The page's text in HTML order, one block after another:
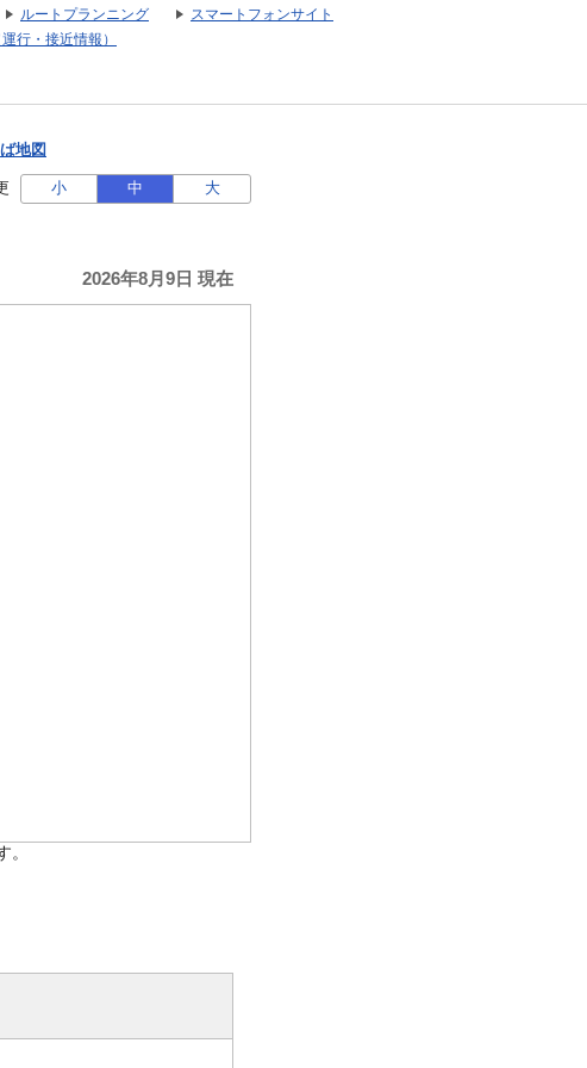
ルートプランニング
スマートフォンサイト
行・接近情報）
地図
小 中 大
2026年8月9日 現在